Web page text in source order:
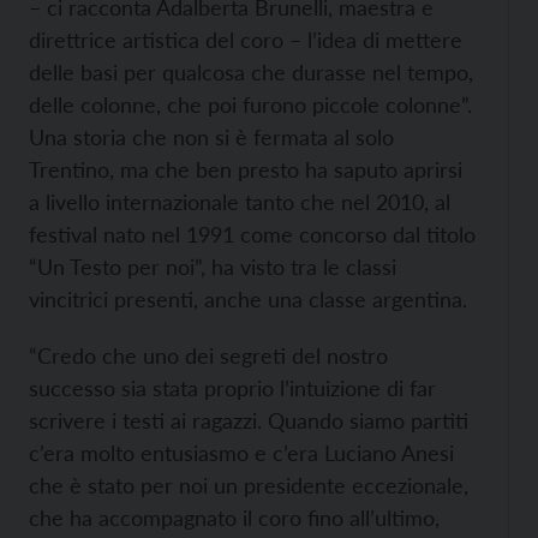
– ci racconta Adalberta Brunelli, maestra e
direttrice artistica del coro – l’idea di mettere
delle basi per qualcosa che durasse nel tempo,
delle colonne, che poi furono piccole colonne”.
Una storia che non si è fermata al solo
Trentino, ma che ben presto ha saputo aprirsi
a livello internazionale tanto che nel 2010, al
festival nato nel 1991 come concorso dal titolo
“Un Testo per noi”, ha visto tra le classi
vincitrici presenti, anche una classe argentina.
“Credo che uno dei segreti del nostro
successo sia stata proprio l’intuizione di far
scrivere i testi ai ragazzi. Quando siamo partiti
c’era molto entusiasmo e c’era Luciano Anesi
che è stato per noi un presidente eccezionale,
che ha accompagnato il coro fino all’ultimo,